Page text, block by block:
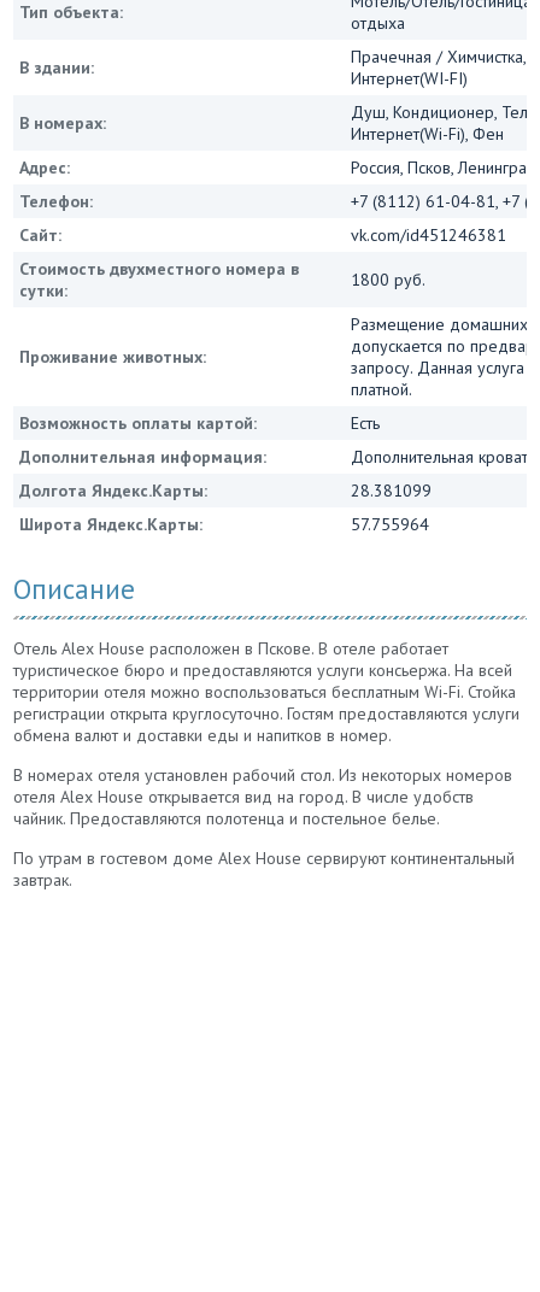
Тип объекта:
отдыха
В здании:
Прачечная / Химчистка,
Интернет(WI-FI)
В номерах:
Душ, Кондиционер,
Интернет(Wi-Fi), Фен
Адрес:
Россия, Псков,
Телефон:
+7 (8112) 61-04-81, +7
Сайт:
vk.com/id451246381
Стоимость двухместного номера в
сутки:
1800 руб.
Проживание животных:
Размещение домашних
допускается по
запросу. Данная услуга
платной.
Возможность оплаты картой:
Есть
Дополнительная информация:
Дополнительная
Долгота Яндекс.Карты:
28.381099
Широта Яндекс.Карты:
57.755964
Описание
Отель Alex House расположен в Пскове. В отеле работает
туристическое бюро и предоставляются услуги консьержа. На всей
территории отеля можно воспользоваться бесплатным Wi-Fi. Стойка
регистрации открыта круглосуточно. Гостям предоставляются услуги
обмена валют и доставки еды и напитков в номер.
В номерах отеля установлен рабочий стол. Из некоторых номеров
отеля Alex House открывается вид на город. В числе удобств
чайник. Предоставляются полотенца и постельное белье.
По утрам в гостевом доме Alex House сервируют континентальный
завтрак.